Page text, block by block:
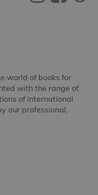
world of books for
with the range of
of international
our professional,